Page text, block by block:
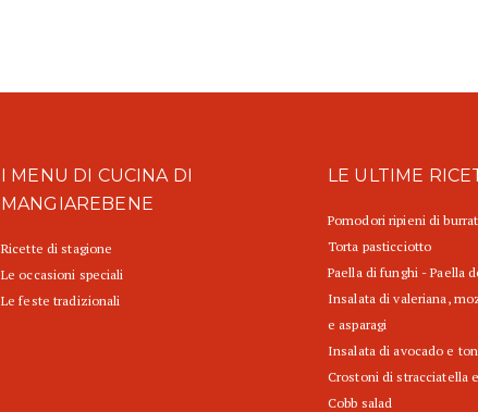
I MENU DI CUCINA DI
MANGIAREBENE
Ricette di stagione
Le occasioni speciali
Le feste tradizionali
LE ULTIME
Pomodori ripieni di
Torta pasticciotto
Paella di funghi - Paella
Insalata di valeriana,
e asparagi
Insalata di avocado e
Crostoni di stracciatella
Cobb salad